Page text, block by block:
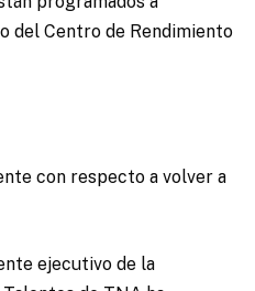
del Centro de Rendimiento
con respecto a volver a
ejecutivo de la